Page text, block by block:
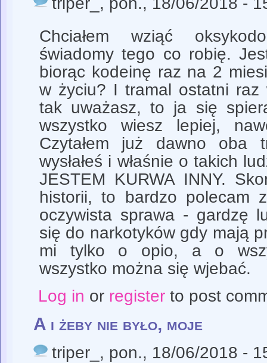
Chciałem wziąć
świadomy tego co robię.
biorąc kodeinę raz na 2
w życiu? I tramal ostatni raz
tak uważasz, to ja się
wszystko wiesz lepiej,
Czytałem już dawno oba
wysłałeś i właśnie o takich
JESTEM KURWA INNY.
historii, to bardzo polecam
oczywista sprawa - gardzę
się do narkotyków gdy mają
mi tylko o opio, a o
wszystko można się wjebać.
Log in or registerto post
A i żeby nie było, moje
triper_ , pon., 18/06/2018 -